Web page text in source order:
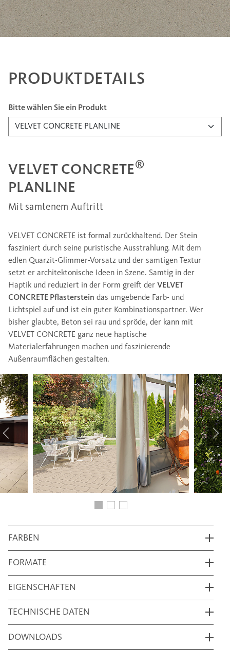
PRODUKTDETAILS
Bitte wählen Sie ein Produkt
VELVET CONCRETE®
PLANLINE
Mit samtenem Auftritt
VELVET CONCRETE ist formal zurückhaltend. Der Stein
fasziniert durch seine puristische Ausstrahlung. Mit dem
edlen Quarzit-Glimmer-Vorsatz und der samtigen Textur
setzt er architektonische Ideen in Szene. Samtig in der
Haptik und reduziert in der Form greift der VELVET
CONCRETE Pflasterstein das umgebende Farb- und
Lichtspiel auf und ist ein guter Kombinationspartner. Wer
bisher glaubte, Beton sei rau und spröde, der kann mit
VELVET CONCRETE ganz neue haptische
Materialerfahrungen machen und faszinierende
Außenraumflächen gestalten.
FARBEN
FORMATE
EIGENSCHAFTEN
TECHNISCHE DATEN
DOWNLOADS